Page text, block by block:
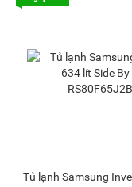
Tủ lạnh Samsung